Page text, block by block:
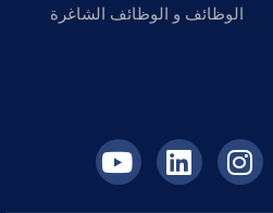
الوظائف و الوظائف الشاغرة